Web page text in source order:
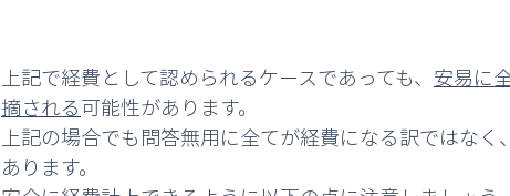
上記で経費として認められるケースであっても、 安易に
摘される可能性があります。
上記の場合でも問答無用に全てが経費になる訳ではな
あります。